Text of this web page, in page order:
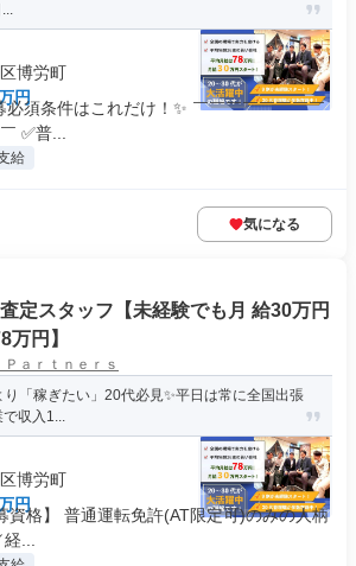
博労町
円
必須条件はこれだけ！✨ ￣￣￣￣￣￣￣￣
✅普...
給
気になる
定スタッフ【未経験でも月 給30万円
万円】
ａｒｔｎｅｒｓ
り「稼ぎたい」20代必見✨平日は常に全国出張
収入1...
博労町
円
資格】 普通運転免許(AT限定可)のみの人柄
...